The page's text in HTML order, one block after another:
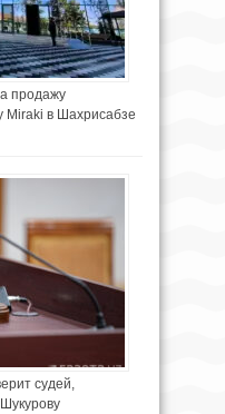
продажу
Miraki в Шахрисабзе
судей,